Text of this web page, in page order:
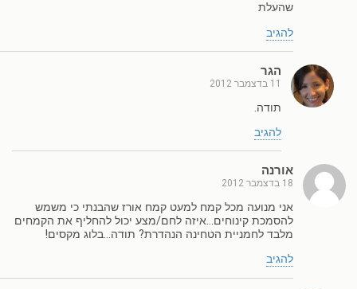
שהעלת
להגיב
הגר
11 בדצמבר 2012
תודה.
להגיב
אורנה
18 בדצמבר 2012
אני מנועה מכל קמח למעט קמח אורז שהבנתי כי משמש
להסמכת קינוחים…איזה לחם/מצע יכול להחליף את הקמחים
מלבד לחמניית הטחינה הנהדרת? תודה…בלוג מקסים!
להגיב